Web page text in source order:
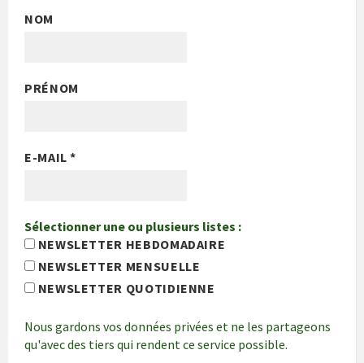
NOM
PRÉNOM
E-MAIL*
Sélectionner une ou plusieurs listes :
NEWSLETTER HEBDOMADAIRE
NEWSLETTER MENSUELLE
NEWSLETTER QUOTIDIENNE
Nous gardons vos données privées et ne les partageons
qu'avec des tiers qui rendent ce service possible.